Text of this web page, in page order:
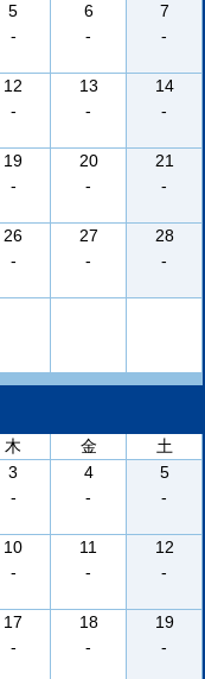
5
-
6
-
7
-
12
-
13
-
14
-
19
-
20
-
21
-
26
-
27
-
28
-
木 金
土
3
-
4
-
5
-
10
-
11
-
12
-
17
-
18
-
19
-